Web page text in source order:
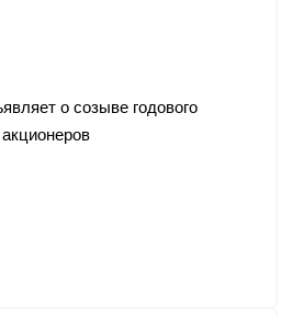
о созыве годового